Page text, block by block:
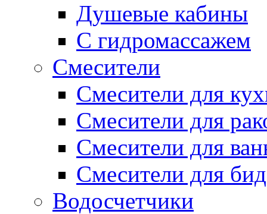
Душевые кабины
С гидромассажем
Смесители
Смесители для
Смесители для
Смесители для
Смесители для
Водосчетчики